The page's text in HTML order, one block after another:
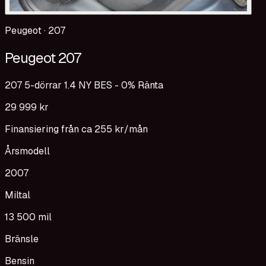
Peugeot· 207
Peugeot 207
207 5-dörrar 1.4 NY BES - 0% Ränta
29 999 kr
Finansiering från ca 255 kr/mån
Årsmodell
2007
Miltal
13 500 mil
Bränsle
Bensin